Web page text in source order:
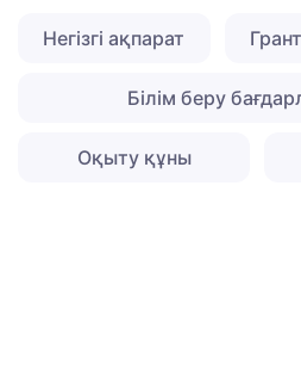
Негізгі ақпарат
Білім беру
Оқыту құны